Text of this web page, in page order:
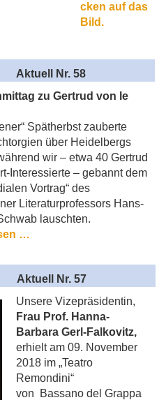
cken auf das
Bild.
Aktuell Nr. 58
zu Gertrud von le
Spätherbst zauberte
über Heidelbergs
wir – etwa 40 Gertrud
Interessierte – gebannt dem
Vortrag“ des
Literaturprofessors Hans-
lauschten.
…
Aktuell Nr. 57
Unsere Vizepräsidentin,
Frau Prof. Hanna-
Barbara Gerl-Falkovitz,
erhielt am 09. November
2018 im „Teatro
Remondini“
von Bassano del Grappa